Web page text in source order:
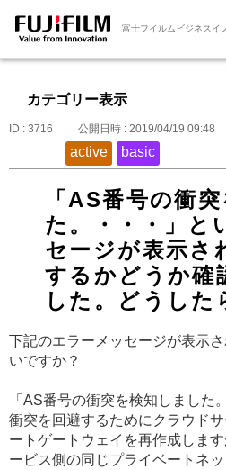
富士フイルムビジネスイ
カテゴリー表示
ID : 3716 公開日時 : 2019/04/19 09:48
active basic
「AS番号の衝
た。・・・」と
セージが表示さ
するかどうか確
した。どうした
下記のエラーメッセージが表示
いですか？
「AS番号の衝突を検知しました。
衝突を回避するためにクラウド
ートゲートウェイを再作成しま
ービス側の同じプライベートネ